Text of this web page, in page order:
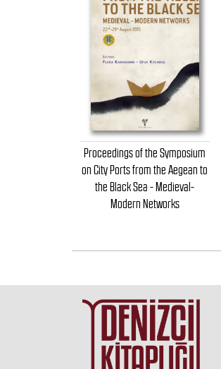
Proceedings of the Symposium
on City Ports from the Aegean to
the Black Sea - Medieval-
Modern Networks